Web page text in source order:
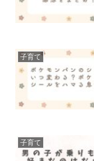
子育て
子育て